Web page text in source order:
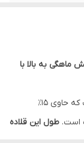
ماهگی به بالا با
یک نوار پلاستیکی نارنجی رنگ با بوی مشخص است که حاوی 15٪
است. طول این قلاده